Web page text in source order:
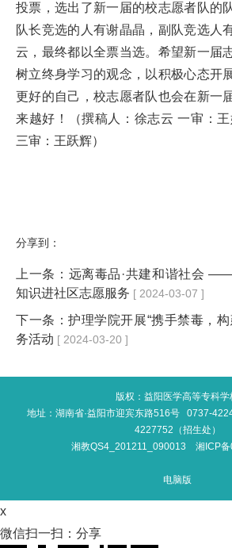
投票，选出了新一届的校志愿者队的
队长竞选的人有谢晶晶，副队竞选人
云，最终都以全票当选。希望新一届
树立终身学习的观念，以积极心态开
更好的自己，校志愿者队也会在新一
来越好！（撰稿人：徐志云 一审：
三审：王跃辉）
分享到：
上一条： 远离毒品·共建和谐社会
知识进社区志愿服务 [ 2024-03-07 ]
下一条：护理学院开展“携手禁毒，
务活动 [ 2024-03-20 ]
版权：益阳医学高等专科学
地址：湖南省·益阳市迎宾东路516号 0737-
4227752（招生处）
湘教QS4_201211_090013 湘ICP
电脑版
x
微信扫一扫：分享